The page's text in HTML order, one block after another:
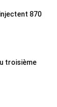
870
troisième